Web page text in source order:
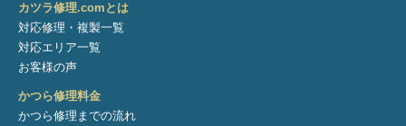
カツラ修理.comとは
対応修理・複製一覧
対応エリア一覧
お客様の声
かつら修理料金
かつら修理までの流れ